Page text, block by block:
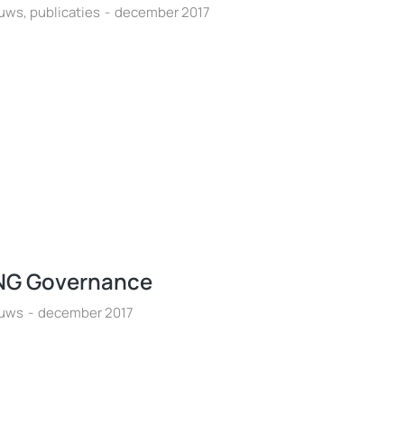
, publicaties december 2017
Governance
december 2017